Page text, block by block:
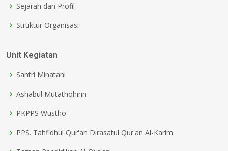
Sejarah dan Profil
Struktur Organisasi
Unit Kegiatan
Santri Minatani
Ashabul Mutathohirin
PKPPS Wustho
PPS. Tahfidhul Qur'an Dirasatul Qur'an Al-Karim